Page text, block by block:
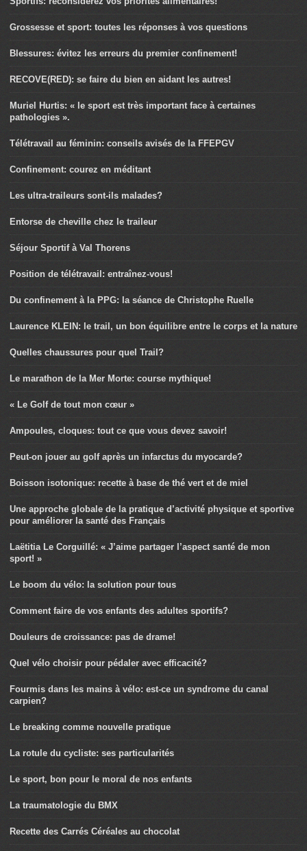
Grossesse et sport: toutes les réponses à vos questions
Blessures: évitez les erreurs du premier confinement!
RECOVE(RED): se faire du bien en aidant les autres!
Muriel Hurtis: « le sport est très important face à certaines
pathologies ».
Télétravail au féminin: conseils avisés de la FFEPGV
Confinement: courez en méditant
Les ultra-traileurs sont-ils malades?
Entorse de cheville chez le traileur
Séjour Sportif à Val Thorens
Position de télétravail: entraînez-vous!
Du confinement à la PPG: la séance de Christophe Ruelle
Laurence KLEIN: le trail, un bon équilibre entre le corps et la nature
Quelles chaussures pour quel Trail?
Le marathon de la Mer Morte: course mythique!
« Le Golf de tout mon cœur »
Ampoules, cloques: tout ce que vous devez savoir!
Peut-on jouer au golf après un infarctus du myocarde?
Boisson isotonique: recette à base de thé vert et de miel
Une approche globale de la pratique d’activité physique et sportive
pour améliorer la santé des Français
Laëtitia Le Corguillé: « J’aime partager l’aspect santé de mon
sport! »
Le boom du vélo: la solution pour tous
Comment faire de vos enfants des adultes sportifs?
Douleurs de croissance: pas de drame!
Quel vélo choisir pour pédaler avec efficacité?
Fourmis dans les mains à vélo: est-ce un syndrome du canal
carpien?
Le breaking comme nouvelle pratique
La rotule du cycliste: ses particularités
Le sport, bon pour le moral de nos enfants
La traumatologie du BMX
Recette des Carrés Céréales au chocolat